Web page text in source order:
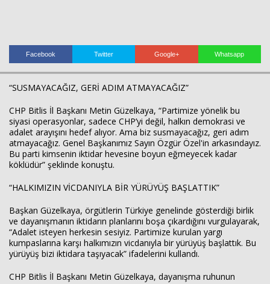
Facebook Twitter Google+ Whatsapp
“SUSMAYACAĞIZ, GERİ ADIM ATMAYACAĞIZ”
CHP Bitlis İl Başkanı Metin Güzelkaya, “Partimize yönelik bu
siyasi operasyonlar, sadece CHP’yi değil, halkın demokrasi ve
adalet arayışını hedef alıyor. Ama biz susmayacağız, geri adım
atmayacağız. Genel Başkanımız Sayın Özgür Özel'in arkasındayız.
Bu parti kimsenin iktidar hevesine boyun eğmeyecek kadar
köklüdür” şeklinde konuştu.
“HALKIMIZIN VİCDANIYLA BİR YÜRÜYÜŞ BAŞLATTIK”
Başkan Güzelkaya, örgütlerin Türkiye genelinde gösterdiği birlik
ve dayanışmanın iktidarın planlarını boşa çıkardığını vurgulayarak,
“Adalet isteyen herkesin sesiyiz. Partimize kurulan yargı
kumpaslarına karşı halkımızın vicdanıyla bir yürüyüş başlattık. Bu
yürüyüş bizi iktidara taşıyacak” ifadelerini kullandı.
CHP Bitlis İl Başkanı Metin Güzelkaya, dayanışma ruhunun